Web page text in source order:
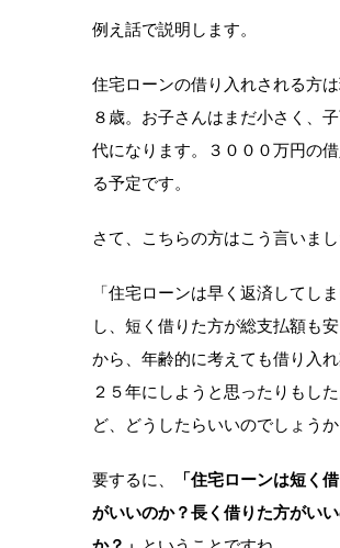
例え話で説明します。
住宅ローンの借り入れされる方
８歳。お子さんはまだ小さく、
代になります。３０００万円の
る予定です。
さて、こちらの方はこう言いまし
「住宅ローンは早く返済してし
し、短く借りた方が総支払額も
から、年齢的に考えても借り入
２５年にしようと思ったりもし
ど、どうしたらいいのでしょうか
要するに、
「住宅ローンは短く
がいいのか？長く借りた方がい